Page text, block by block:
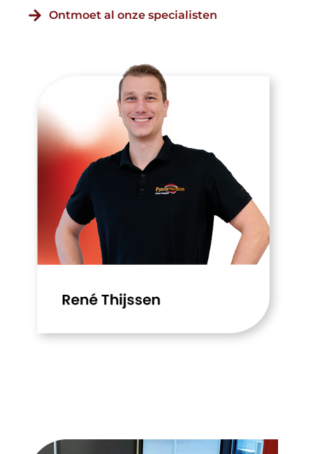
Ontmoet al onze specialisten